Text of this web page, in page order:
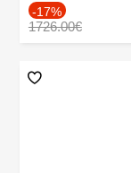
-17%
1726.00€